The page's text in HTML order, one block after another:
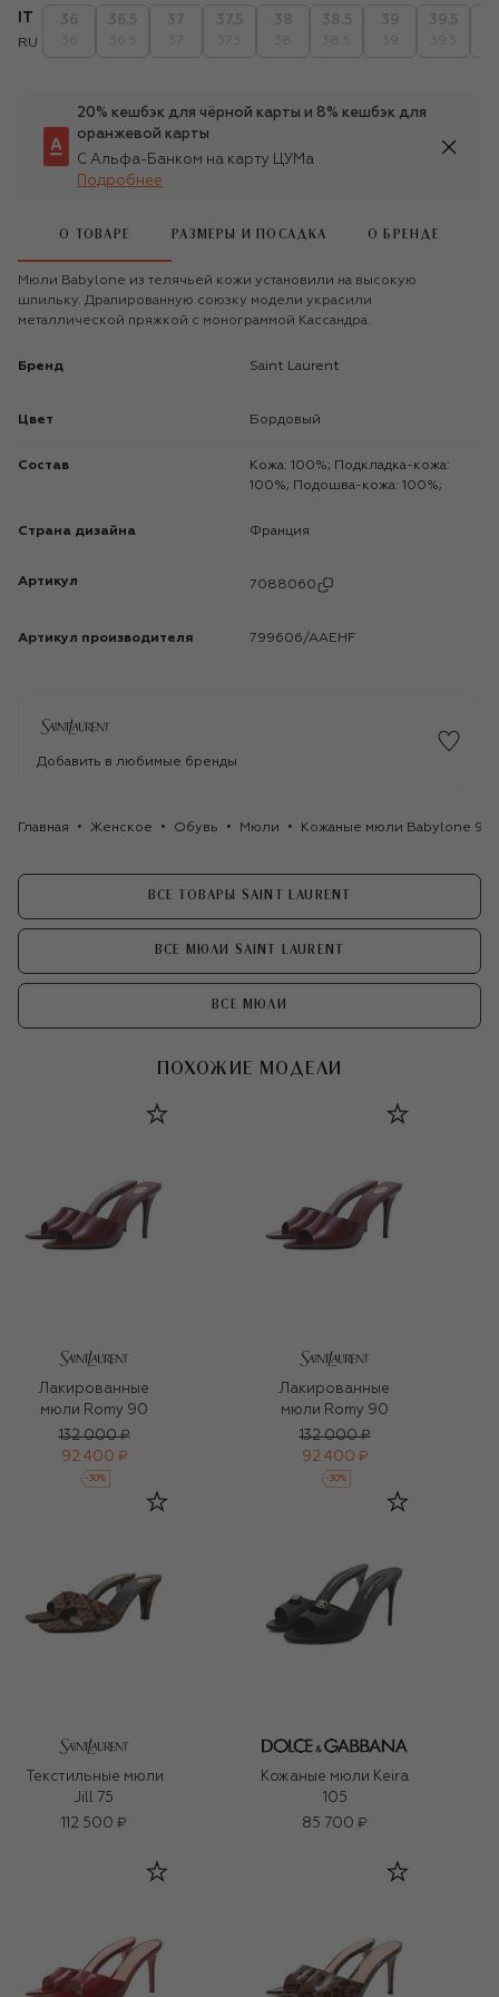
RU
20% кешбэк для чёрной карты и 8% кешбэк для
оранжевой карты
С Альфа-Банком на карту ЦУМа
Подробнее
О ТОВАРЕ РАЗМЕРЫ И ПОСАДКА О БРЕНДЕ
Мюли Babylone из телячьей кожи установили на высокую
шпильку. Драпированную союзку модели украсили
металлической пряжкой с монограммой Кассандра.
Бренд Saint Laurent
Цвет Бордовый
Состав
Кожа: 100%; Подкладка-кожа:
100%; Подошва-кожа: 100%;
Страна дизайна Франция
Артикул 7088060
Артикул производителя 799606/AAEHF
Добавить в любимые бренды
Главная Женское Обувь Мюли Кожаные мюли Babylone 90
ВСЕ ТОВАРЫ SAINT LAURENT
ВСЕ МЮЛИ SAINT LAURENT
ВСЕ МЮЛИ
ПОХОЖИЕ МОДЕЛИ
Лакированные
мюли Romy 90
132 000 ₽
92 400 ₽
-30%
Лакированные
мюли Romy 90
132 000 ₽
92 400 ₽
-30%
Текстильные мюли
Jill 75
112 500 ₽
Кожаные мюли Keira
105
85 700 ₽